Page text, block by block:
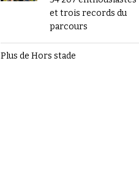
et trois records du
parcours
Plus de Hors stade